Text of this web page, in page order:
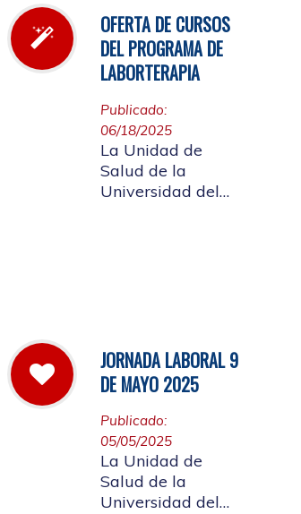
elección del
candidato que
representará a los
Pensionados en el
OFERTA DE CURSOS
DEL PROGRAMA DE
LABORTERAPIA
Publicado:
06/18/2025
La Unidad de
Salud de la
Universidad del
Universitaria
Afiliada a
participar en ellos.
JORNADA LABORAL 9
DE MAYO 2025
Publicado:
05/05/2025
La Unidad de
Salud de la
Universidad del